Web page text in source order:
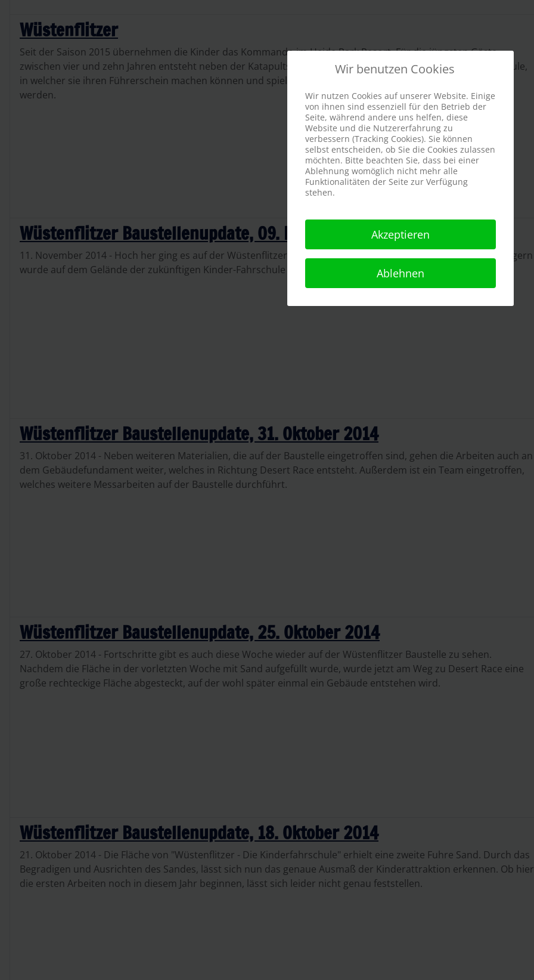
Wüstenflitzer
Seit der Saison 2015 übernehmen die Kinder das Kommando im Heide Park Resort. Für die jüngsten Gäste
zwischen vier und zehn Jahren entsteht neben der Katapultstartachterbahn "Desert Race" eine Kinderfahrschule,
in welcher sie ihren Führerschein machen können und spielend auf die Regeln im Straßenverkehr vorbereitet
werden.
Wüstenflitzer Baustellenupdate, 09. November 2014
11. November 2014 - Hoch her ging es auf der Wüstenflitzer-Baustelle am letzten Tag der Saison 2014. Mit Baggern
wurde auf dem Gelände der zukünftigen Kinder-Fahrschule Sand ausgebracht.
Wüstenflitzer Baustellenupdate, 31. Oktober 2014
31. Oktober 2014 - Neben weiteren Materialien, die auf der Baustelle eingetroffen sind, gehen die Arbeiten auch an
dem Gebäudefundament weiter, welches in Richtung Desert Race entsteht. Außerdem ist ein Team eingetroffen,
welches weitere Messarbeiten auf der Baustelle durchführt.
Wüstenflitzer Baustellenupdate, 25. Oktober 2014
27. Oktober 2014 - Fortschritte gibt es auch diese Woche wieder auf der Wüstenflitzer Baustelle zu sehen.
Nachdem die Fläche in der vorletzten Woche mit Sand aufgefüllt wurde, wurde jetzt am Weg zu Desert Race eine
große rechteckige Fläche abgesteckt, auf der wohl später einmal ein Gebäude entstehen wird.
Wüstenflitzer Baustellenupdate, 18. Oktober 2014
21. Oktober 2014 - Die Fläche von "Wüstenflitzer - Die Kinderfahrschule" erhielt eine zweite Fuhre Sand. Durch das
Begradigen und Ausrichten des Sandes, lässt sich nun das genaue Ausmaß der Kinderattraktion erkennen. Ob hier
die ersten Arbeiten noch in diesem Jahr beginnen, lässt sich leider nicht genau feststellen.
Wir benutzen Cookies
Wir nutzen Cookies auf unserer Website. Einige
von ihnen sind essenziell für den Betrieb der
Seite, während andere uns helfen, diese
Website und die Nutzererfahrung zu
verbessern (Tracking Cookies). Sie können
selbst entscheiden, ob Sie die Cookies zulassen
möchten. Bitte beachten Sie, dass bei einer
Ablehnung womöglich nicht mehr alle
Funktionalitäten der Seite zur Verfügung
stehen.
Akzeptieren
Ablehnen